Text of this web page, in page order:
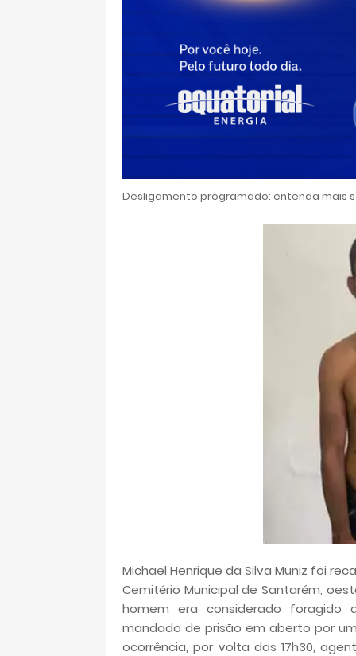
Desligamento programado: entenda mais
Michael Henrique da Silva Muniz foi
Cemitério Municipal de Santarém,
homem era considerado foragido
mandado de prisão em aberto por
ocorrência, por volta das 17h30,